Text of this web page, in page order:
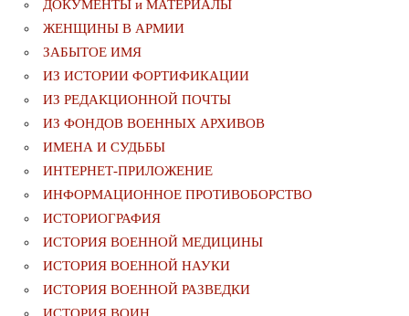
ДОКУМЕНТЫ и МАТЕРИАЛЫ
ЖЕНЩИНЫ В АРМИИ
ЗАБЫТОЕ ИМЯ
ИЗ ИСТОРИИ ФОРТИФИКАЦИИ
ИЗ РЕДАКЦИОННОЙ ПОЧТЫ
ИЗ ФОНДОВ ВОЕННЫХ АРХИВОВ
ИМЕНА И СУДЬБЫ
ИНТЕРНЕТ-ПРИЛОЖЕНИЕ
ИНФОРМАЦИОННОЕ ПРОТИВОБОРСТВО
ИСТОРИОГРАФИЯ
ИСТОРИЯ ВОЕННОЙ МЕДИЦИНЫ
ИСТОРИЯ ВОЕННОЙ НАУКИ
ИСТОРИЯ ВОЕННОЙ РАЗВЕДКИ